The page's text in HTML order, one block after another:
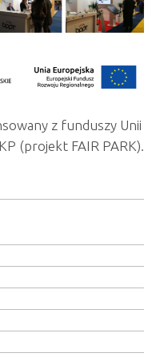
z funduszy Unii
(projekt FAIR PARK).